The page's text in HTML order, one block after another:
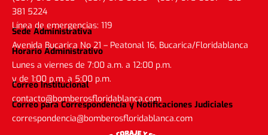
381 5224
Línea de emergencias: 119
Sede Administrativa
Avenida Bucarica No 21 – Peatonal 16, Bucarica/Floridablanca
Horario Administrativo
Lunes a viernes de 7:00 a.m. a 12:00 p.m.
y de 1:00 p.m. a 5:00 p.m.
Correo Institucional
contacto@bomberosfloridablanca.com
Correo para Correspondencia y Notificaciones Judiciales
correspondencia@bomberosfloridablanca.com